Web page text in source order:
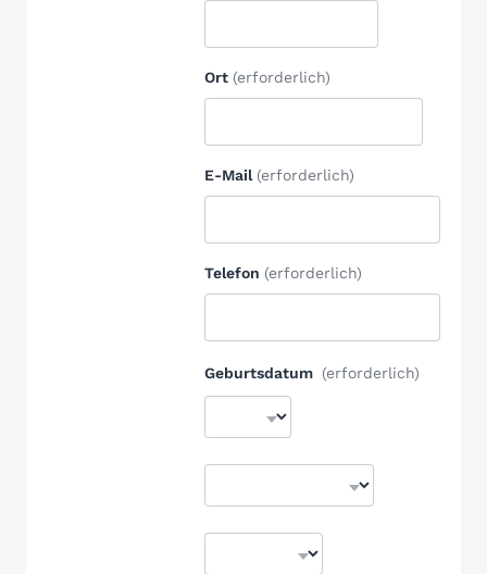
Ort (erforderlich)
E-Mail (erforderlich)
Telefon (erforderlich)
Geburtsdatum (erforderlich)